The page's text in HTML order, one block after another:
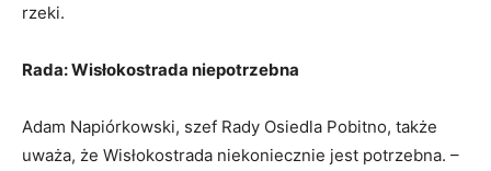
rzeki.
Rada: Wisłokostrada niepotrzebna
Adam Napiórkowski, szef Rady Osiedla Pobitno, także
uważa, że Wisłokostrada niekoniecznie jest potrzebna. –